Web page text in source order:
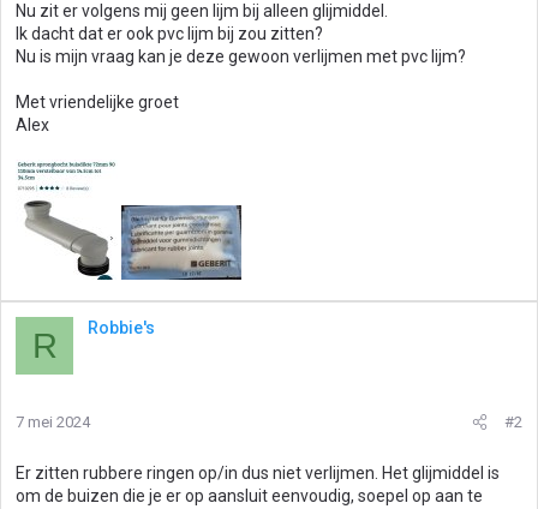
Nu zit er volgens mij geen lijm bij alleen glijmiddel.
Ik dacht dat er ook pvc lijm bij zou zitten?
Nu is mijn vraag kan je deze gewoon verlijmen met pvc lijm?
Met vriendelijke groet
Alex
R Robbie's
7 mei 2024 #2
Er zitten rubbere ringen op/in dus niet verlijmen. Het glijmiddel is
om de buizen die je er op aansluit eenvoudig, soepel op aan te